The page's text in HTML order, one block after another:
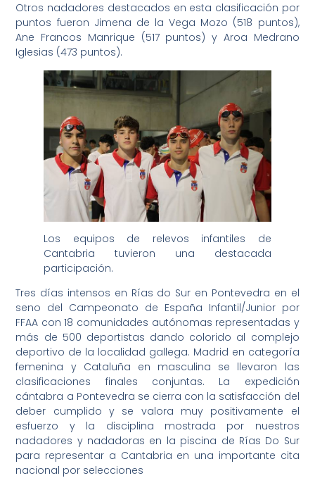
Otros nadadores destacados en esta clasificación por
puntos fueron Jimena de la Vega Mozo (518 puntos),
Ane Francos Manrique (517 puntos) y Aroa Medrano
Iglesias (473 puntos).
Los equipos de relevos infantiles de
Cantabria tuvieron una destacada
participación.
Tres días intensos en Rías do Sur en Pontevedra en el
seno del Campeonato de España Infantil/Junior por
FFAA con 18 comunidades autónomas representadas y
más de 500 deportistas dando colorido al complejo
deportivo de la localidad gallega. Madrid en categoría
femenina y Cataluña en masculina se llevaron las
clasificaciones finales conjuntas. La expedición
cántabra a Pontevedra se cierra con la satisfacción del
deber cumplido y se valora muy positivamente el
esfuerzo y la disciplina mostrada por nuestros
nadadores y nadadoras en la piscina de Rías Do Sur
para representar a Cantabria en una importante cita
nacional por selecciones